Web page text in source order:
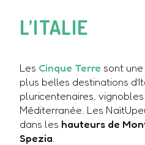
L’ITALIE
Les Cinque Terre sont
plus belles destinations
pluricentenaires,
Méditerranée. Les
dans les hauteurs de
Spezia